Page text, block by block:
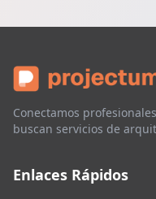
Conectamos
buscan servicios de
Enlaces Rápidos